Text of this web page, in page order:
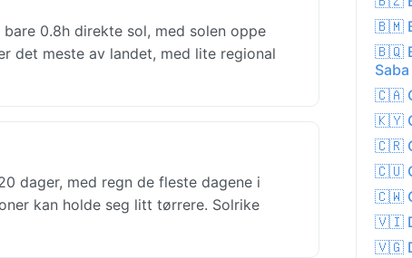
0.8h direkte sol, med solen oppe
det meste av landet, med lite regional
dager, med regn de fleste dagene i
kan holde seg litt tørrere. Solrike
🇧🇲
🇧🇶
Saba
🇨🇦
🇰🇾
🇨🇷
🇨🇺
🇨🇼
🇻🇮
🇻🇬